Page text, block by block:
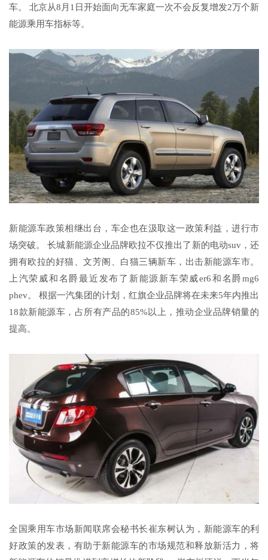
车。 北京从8月1日开始面向无车家庭一次不会反复增发2万个新
能源乘用车指标等。
新能源车政策相继出台，车企也在汲取这一政策利益，进行市
场突破。 长城新能源企业品牌欧拉不仅推出了新的电动suv，还
拥有欧拉的好猫、文芳阁、白猫三辆新车，出击新能源车市。
上汽荣威和名爵最近发布了新能源新车荣威er6和名爵mg6
phev。 根据一汽集团的计划，红旗企业品牌将在未来5年内推出
18款新能源车，占所有产品的85%以上，推动企业品牌销量的
提高。
全国乘用车市场新闻联席会秘书长崔东树认为，新能源车的利
好政策的发表，有助于新能源车的市场规范和释放新活力，将